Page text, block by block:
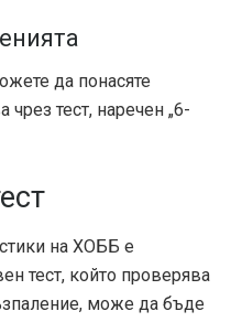
да понасяте
тест, наречен „6-
на ХОББ е
тест, който проверява
може да бъде